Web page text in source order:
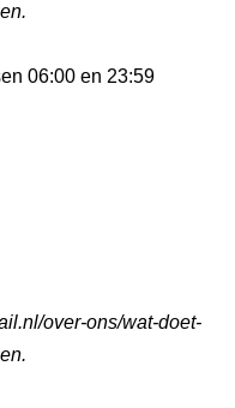
06:00 en 23:59
over-ons/wat-doet-